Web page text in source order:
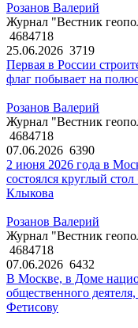
Розанов Валерий
Журнал "Вестник
4684718
25.06.2026 3719
Первая в России
флаг побывает на
Розанов Валерий
Журнал "Вестник
4684718
07.06.2026 6390
2 июня 2026 года в
состоялся круглый
Клыкова
Розанов Валерий
Журнал "Вестник
4684718
07.06.2026 6432
В Москве, в Доме
общественного
Фетисову